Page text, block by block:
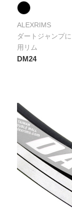
ALEXRIMS
ダートジャンプ
用リム
DM24